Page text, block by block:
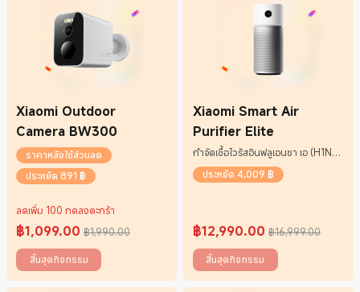
Xiaomi Outdoor
Camera BW300
ราคาหลังใช้ส่วนลด
ประหยัด 891 ฿
ลดเพิ่ม 100 กดลงตะกร้า
฿1,099.00
Current Price ฿1099
฿1,990.00
ราคาโปรโมชั่น ฿1,990.00
สิ้นสุดกิจกรรม
Xiaomi Smart Air
Purifier Elite
กำจัดเชื้อไวรัสอินฟลูเอนซา เอ (H1N1)
ในอากาศได้ 99.9%*
ประหยัด 4,009 ฿
฿12,990.00
Current Price ฿12990
฿16,999.00
ราคาโปรโมชั่น ฿16,999.00
สิ้นสุดกิจกรรม